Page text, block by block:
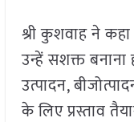
श्री कुशवाह ने
उन्हें सशक्त बनाना
उत्पादन,
के लिए प्रस्ताव